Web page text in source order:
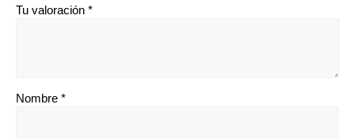
Tu valoración *
Nombre *